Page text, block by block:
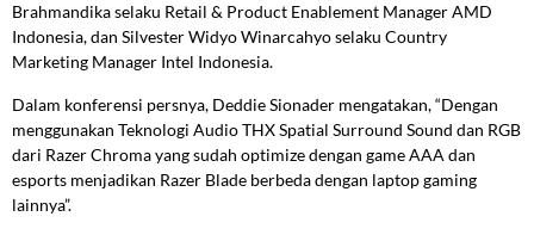
Brahmandika selaku Retail & Product Enablement Manager AMD
Indonesia, dan Silvester Widyo Winarcahyo selaku Country
Marketing Manager Intel Indonesia.
Dalam konferensi persnya, Deddie Sionader mengatakan, “Dengan
menggunakan Teknologi Audio THX Spatial Surround Sound dan RGB
dari Razer Chroma yang sudah optimize dengan game AAA dan
esports menjadikan Razer Blade berbeda dengan laptop gaming
lainnya”.